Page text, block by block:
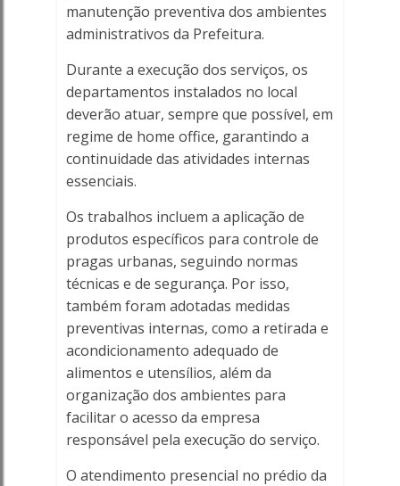
manutenção preventiva dos ambientes
administrativos da Prefeitura.
Durante a execução dos serviços, os
departamentos instalados no local
deverão atuar, sempre que possível, em
regime de home office, garantindo a
continuidade das atividades internas
essenciais.
Os trabalhos incluem a aplicação de
produtos específicos para controle de
pragas urbanas, seguindo normas
técnicas e de segurança. Por isso,
também foram adotadas medidas
preventivas internas, como a retirada e
acondicionamento adequado de
alimentos e utensílios, além da
organização dos ambientes para
facilitar o acesso da empresa
responsável pela execução do serviço.
O atendimento presencial no prédio da